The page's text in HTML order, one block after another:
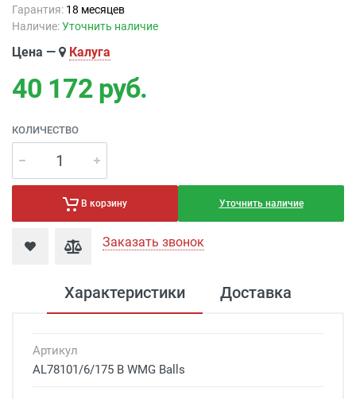
Гарантия: 18 месяцев
Наличие:Уточнить наличие
Цена — Калуга
40 172 руб.
КОЛИЧЕСТВО
В корзину Уточнить наличие
Заказать звонок
Характеристики Доставка
Артикул
AL78101/6/175 B WMG Balls